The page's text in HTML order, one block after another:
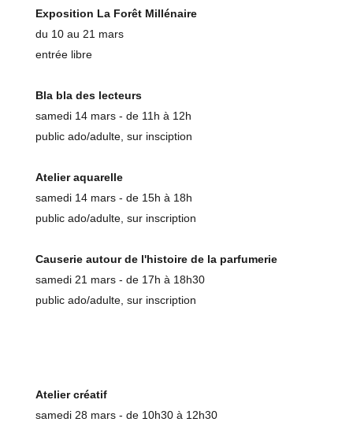
Exposition La Forêt Millénaire
du 10 au 21 mars
entrée libre
Bla bla des lecteurs
samedi 14 mars - de 11h à 12h
public ado/adulte, sur insciption
Atelier aquarelle
samedi 14 mars - de 15h à 18h
public ado/adulte, sur inscription
Causerie autour de l'histoire de la parfumerie
samedi 21 mars - de 17h à 18h30
public ado/adulte, sur inscription
Atelier créatif
samedi 28 mars - de 10h30 à 12h30